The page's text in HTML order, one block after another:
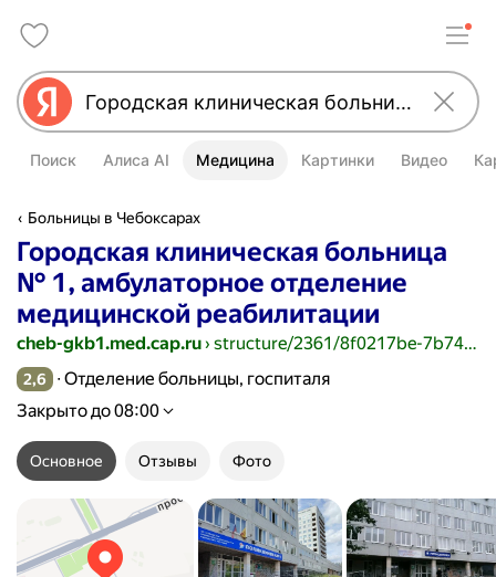
Поиск Алиса AI Медицина Картинки Видео
Больницы в Чебоксарах
Городская клиническая больница
№ 1, амбулаторное отделение
медицинской реабилитации
cheb-gkb1.med.cap.ru› structure/2361/8f0217be-7b74-4491-9aa5-b493a8df3043
Рейтинг 2,6 из 5
2,6
Отделение больницы, госпиталя
Закрыто до 08:00
Основное Отзывы Фото